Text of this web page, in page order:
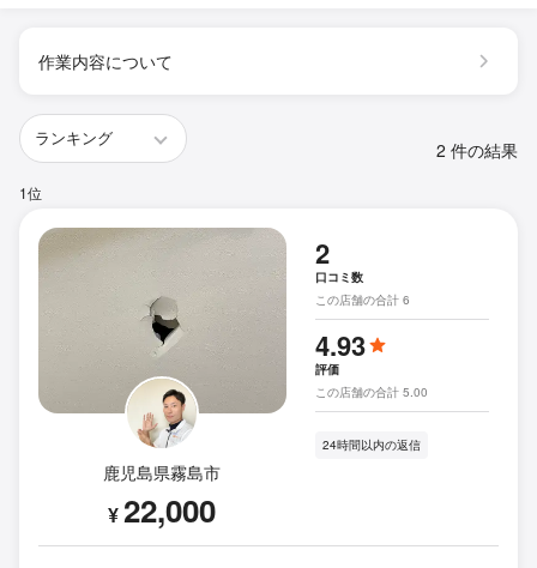
作業内容について
2 件の結果
1位
鹿児島県霧島市
¥22,000
2
口コミ数
この店舗の合計 6
4.93
評価
この店舗の合計 5.00
24時間以内の返信